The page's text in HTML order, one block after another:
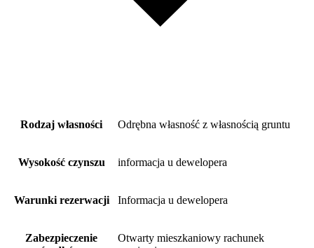
Rodzaj własności Odrębna własność z własnością gruntu
Wysokość czynszu informacja u dewelopera
Warunki rezerwacji Informacja u dewelopera
Zabezpieczenie
Otwarty mieszkaniowy rachunek